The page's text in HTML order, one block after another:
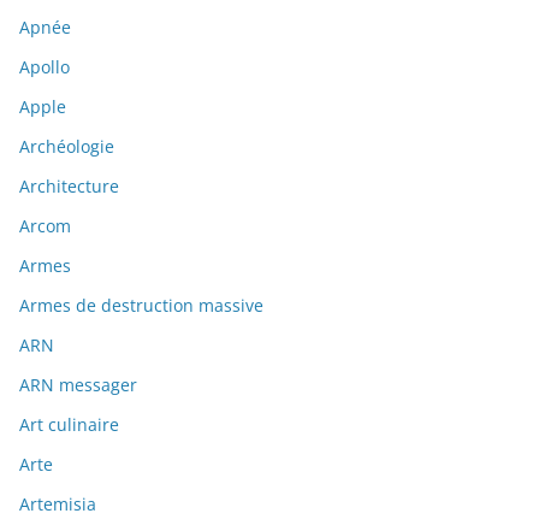
Apnée
Apollo
Apple
Archéologie
Architecture
Arcom
Armes
Armes de destruction massive
ARN
ARN messager
Art culinaire
Arte
Artemisia